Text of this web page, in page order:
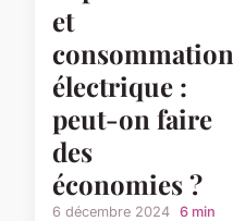
et
consommation
électrique :
peut-on faire
des
économies ?
6 décembre 2024 6 min